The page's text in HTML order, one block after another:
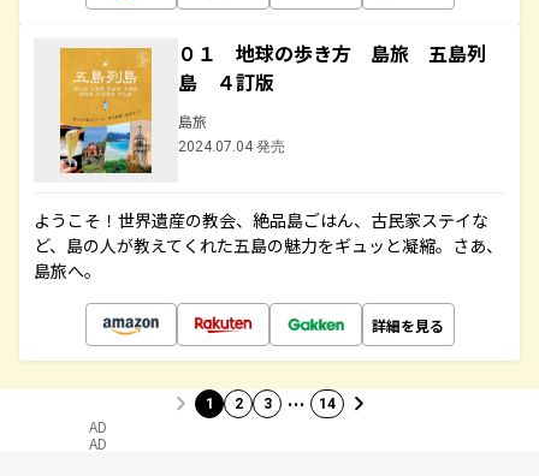
０１ 地球の歩き方 島旅 五島列
島 ４訂版
島旅
2024.07.04 発売
ようこそ！世界遺産の教会、絶品島ごはん、古民家ステイな
ど、島の人が教えてくれた五島の魅力をギュッと凝縮。さあ、
島旅へ。
詳細を見る
1 2 3 … 14
AD
AD